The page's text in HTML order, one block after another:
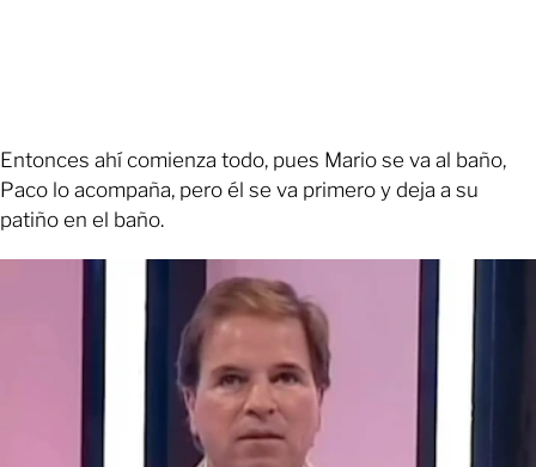
Entonces ahí comienza todo, pues Mario se va al baño,
Paco lo acompaña, pero él se va primero y deja a su
patiño en el baño.